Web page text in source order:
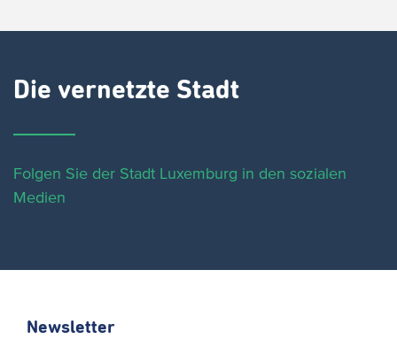
Die vernetzte Stadt
Folgen Sie der Stadt Luxemburg in den sozialen
Medien
Newsletter